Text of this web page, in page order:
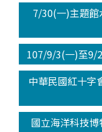
7/30(一)主題館
107/9/3(一)至9/
中華民國紅十字
國立海洋科技